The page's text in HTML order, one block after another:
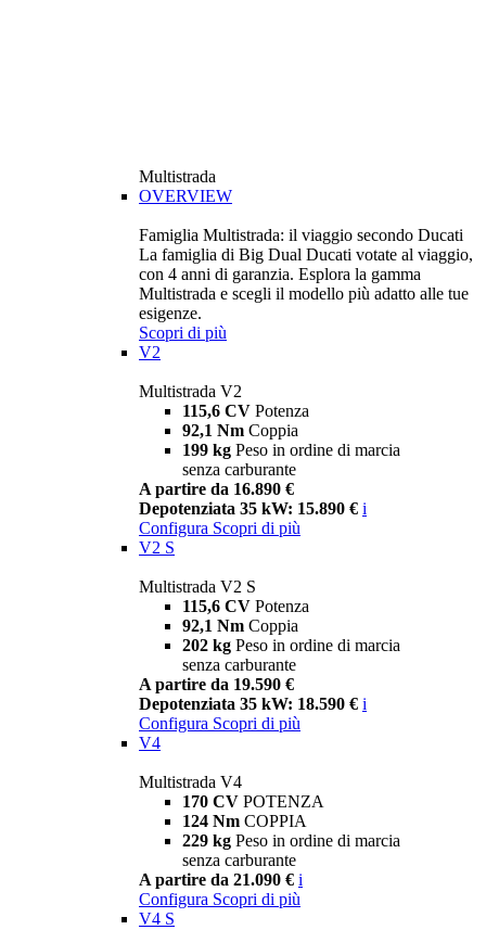
Multistrada
OVERVIEW
Famiglia Multistrada: il viaggio secondo Ducati
La famiglia di Big Dual Ducati votate al viaggio,
con 4 anni di garanzia. Esplora la gamma
Multistrada e scegli il modello più adatto alle tue
esigenze.
Scopri di più
V2
Multistrada V2
115,6 CV Potenza
92,1 Nm Coppia
199 kg Peso in ordine di marcia
senza carburante
A partire da 16.890 €
Depotenziata 35 kW: 15.890 € i
Configura Scopri di più
V2 S
Multistrada V2 S
115,6 CV Potenza
92,1 Nm Coppia
202 kg Peso in ordine di marcia
senza carburante
A partire da 19.590 €
Depotenziata 35 kW: 18.590 € i
Configura Scopri di più
V4
Multistrada V4
170 CV POTENZA
124 Nm COPPIA
229 kg Peso in ordine di marcia
senza carburante
A partire da 21.090 € i
Configura Scopri di più
V4 S